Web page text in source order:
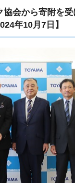
協会から寄附を
年10月7日】